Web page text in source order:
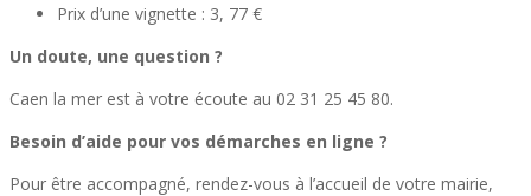
Prix d’une vignette : 3, 77 €
Un doute, une question ?
Caen la mer est à votre écoute au 02 31 25 45 80.
Besoin d’aide pour vos démarches en ligne ?
Pour être accompagné, rendez-vous à l’accueil de votre mairie,